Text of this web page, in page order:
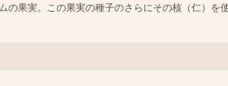
の果実。この果実の種子のさらにその核（仁）を使